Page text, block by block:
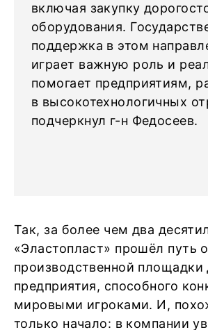
включая закупку
оборудования.
поддержка в этом
играет важную роль и
помогает предприятиям,
в высокотехнологичных
подчеркнул г-н Федосеев.
Так, за более чем два
«Эластопласт» прошёл путь
производственной площадки
предприятия, способного
мировыми игроками. И,
только начало: в компании